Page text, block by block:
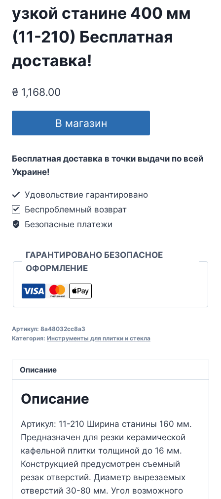
узкой станине 400 мм
(11-210) Бесплатная
доставка!
₴ 1,168.00
В магазин
Бесплатная доставка в точки выдачи по всей
Украине!
Удовольствие гарантировано
Беспроблемный возврат
Безопасные платежи
ГАРАНТИРОВАНО БЕЗОПАСНОЕ
ОФОРМЛЕНИЕ
Артикул: 8a48032cc8a3
Категория: Инструменты для плитки и стекла
Описание
Описание
Артикул: 11-210 Ширина станины 160 мм.
Предназначен для резки керамической
кафельной плитки толщиной до 16 мм.
Конструкцией предусмотрен съемный
резак отверстий. Диаметр вырезаемых
отверстий 30-80 мм. Угол возможного